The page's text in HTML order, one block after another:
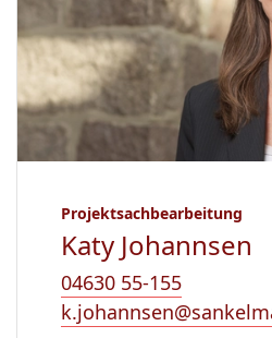
Projektsachbearbeitung
Katy Johannsen
04630 55-155